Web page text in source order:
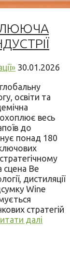
30.01.2026
освіти та
весь
до
понад 180
сцена Be
дистиляції
Wine
стратегій
далі